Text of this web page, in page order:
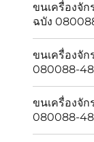
ขนเครื่องจั
ฉบัง
ขนเครื่องจั
080088-
ขนเครื่องจั
080088-